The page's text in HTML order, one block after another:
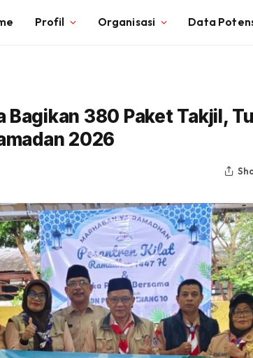
Profil Organisasi Data
Bagikan 380 Paket Takjil,
2026